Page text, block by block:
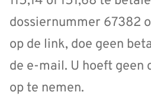
dossiernummer 67382
op de link, doe geen
de e-mail. U hoeft geen
op te nemen.